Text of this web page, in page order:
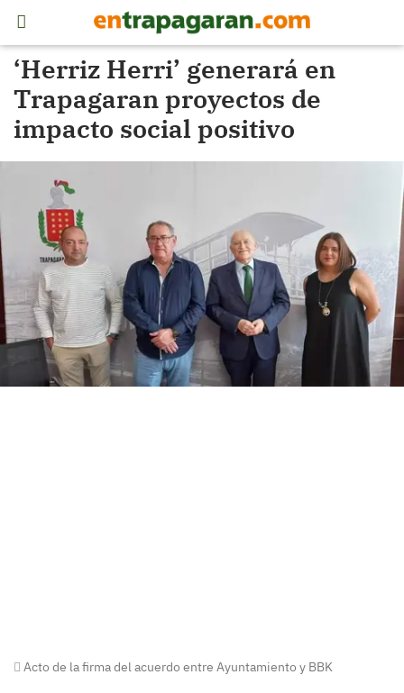
‘Herriz Herri’ generará en
Trapagaran proyectos de
impacto social positivo
Acto de la firma del acuerdo entre Ayuntamiento y BBK